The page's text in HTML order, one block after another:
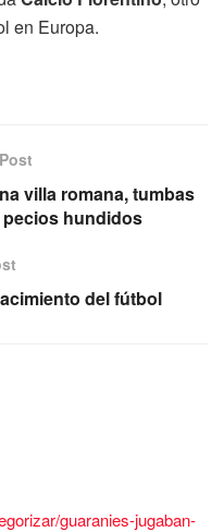
en Europa.
villa romana, tumbas
hundidos
del fútbol
guaranies-jugaban-